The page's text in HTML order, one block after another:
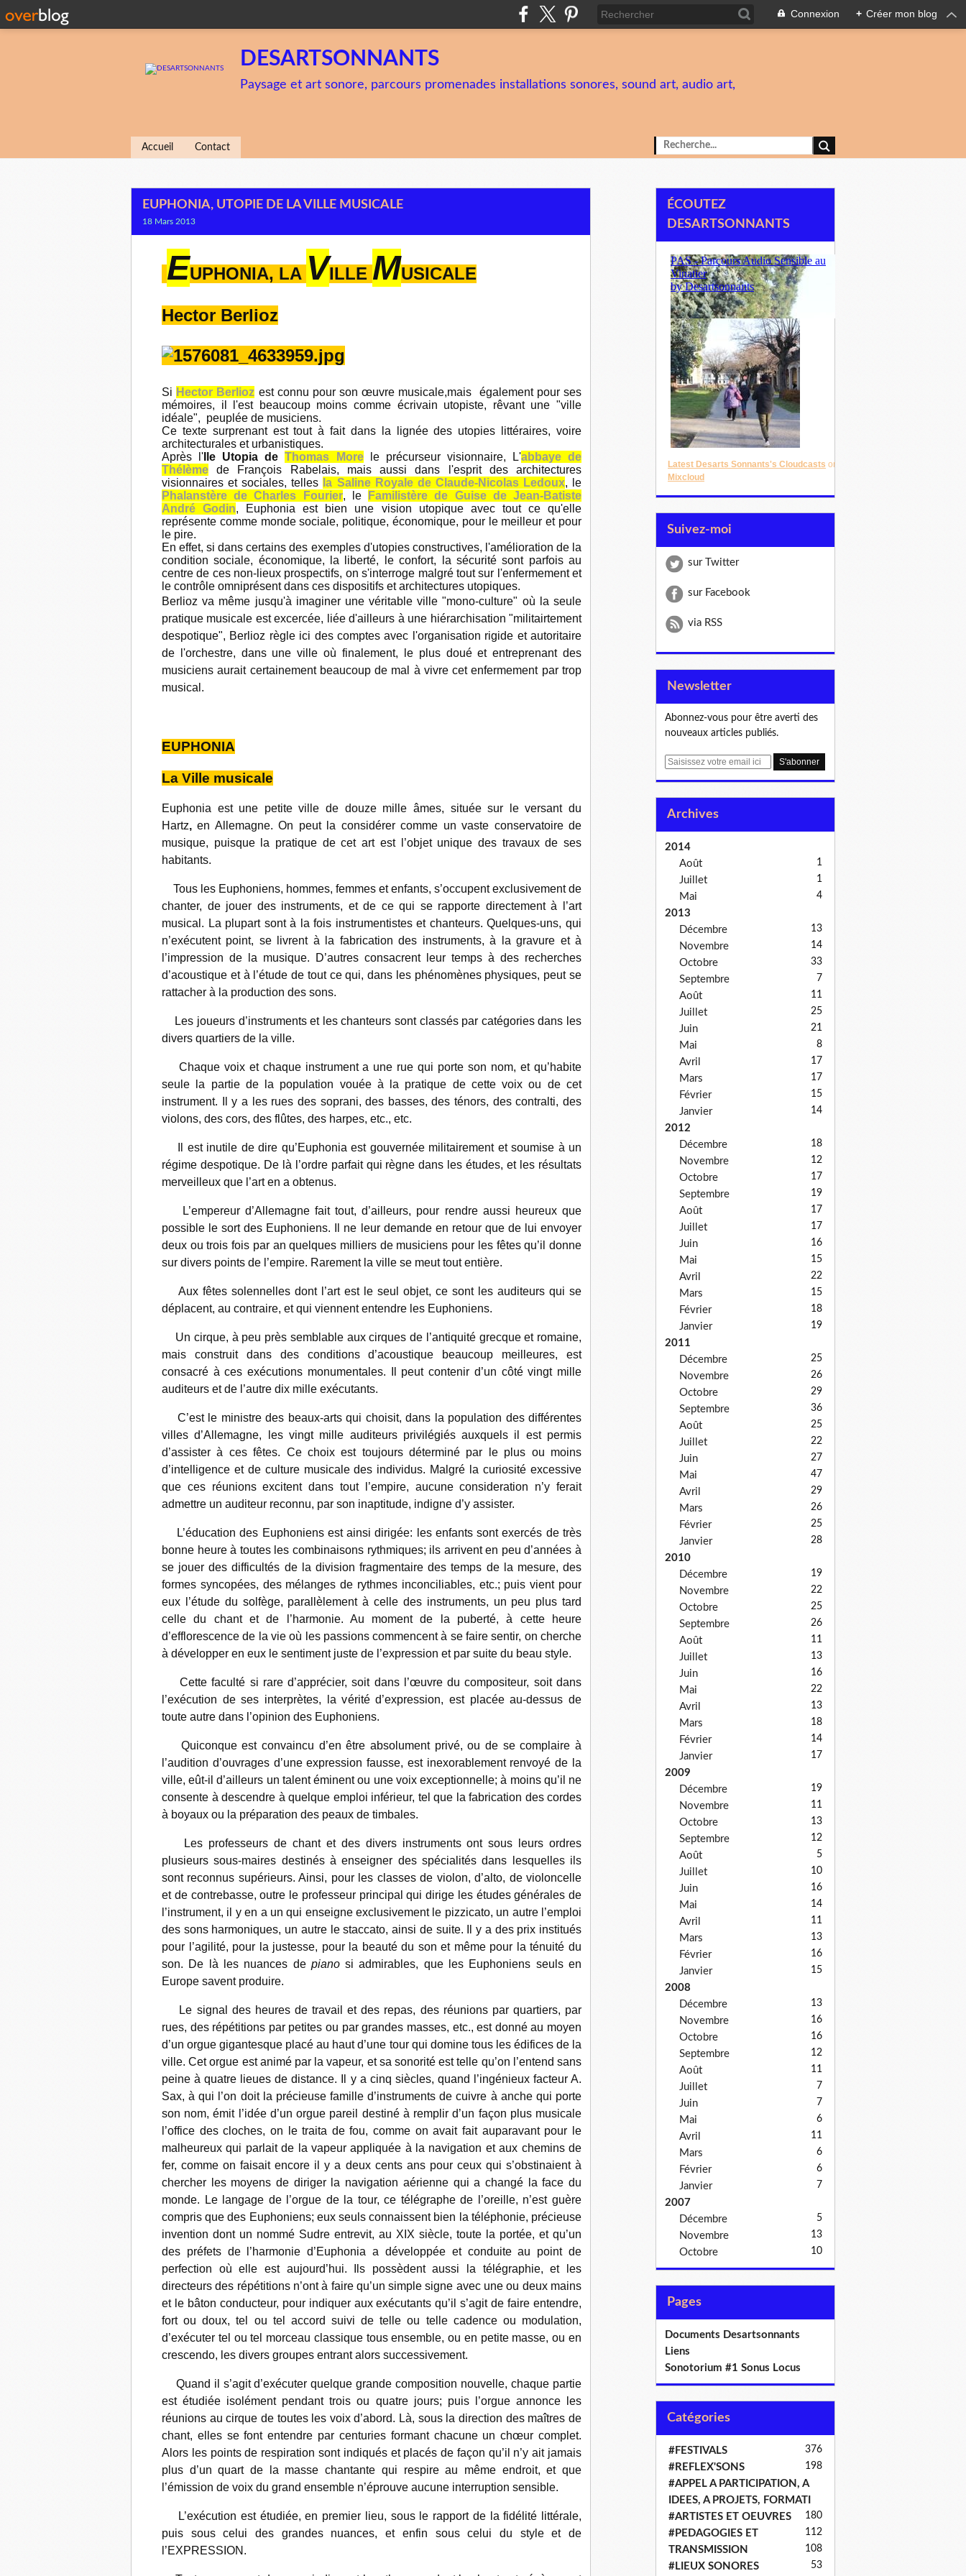
Connexion + Créer mon blog
DESARTSONNANTS
Paysage et art sonore, parcours promenades installations sonores, sound art, audio art,
Accueil Contact
EUPHONIA, UTOPIE DE LA VILLE MUSICALE
18 Mars 2013
EUPHONIA, LA VILLE MUSICALE
Hector Berlioz
Si Hector Berlioz est connu pour son œuvre musicale,mais également pour ses
mémoires, il l'est beaucoup moins comme écrivain utopiste, rêvant une "ville
idéale", peuplée de musiciens.
Ce texte surprenant est tout à fait dans la lignée des utopies littéraires, voire
architecturales et urbanistiques.
Après l' Ile Utopia deThomas Morele précurseur visionnaire, L'abbaye de
Thélème de François Rabelais, mais aussi dans l'esprit des architectures
visionnaires et sociales, telles la Saline Royale de Claude-Nicolas Ledoux, le
Phalanstère de Charles Fourier, le
Familistère de Guise de Jean-Batiste
André Godin, Euphonia est bien une vision utopique avec tout ce qu'elle
représente comme monde sociale, politique, économique, pour le meilleur et pour
le pire.
En effet, si dans certains des exemples d'utopies constructives, l'amélioration de la
condition sociale, économique, la liberté, le confort, la sécurité sont parfois au
centre de ces non-lieux prospectifs, on s'interroge malgré tout sur l'enfermement et
le contrôle omniprésent dans ces dispositifs et architectures utopiques.
Berlioz va même jusqu'à imaginer une véritable ville "mono-culture" où la seule
pratique musicale est excercée, liée d'ailleurs à une hiérarchisation "militairtement
despotique", Berlioz règle ici des comptes avec l'organisation rigide et autoritaire
de l'orchestre, dans une ville où finalement, le plus doué et entreprenant des
musiciens aurait certainement beaucoup de mal à vivre cet enfermement par trop
musical.
EUPHONIA
La Ville musicale
Euphonia est une petite ville de douze mille âmes, située sur le versant du
Hartz,en Allemagne. On peut la considérer comme un vaste conservatoire de
musique, puisque la pratique de cet art est l’objet unique des travaux de ses
habitants.
Tous les Euphoniens, hommes, femmes et enfants, s’occupent exclusivement de
chanter, de jouer des instruments, et de ce qui se rapporte directement à
l’art
musical. La plupart sont à la fois instrumentistes et chanteurs. Quelques-uns, qui
n’exécutent point, se livrent à
la fabrication des instruments, à la gravure et à
l’impression de la musique. D’autres consacrent leur temps à des recherches
d’acoustique et à l’étude de tout ce qui, dans les phénomènes physiques, peut se
rattacher à la production des sons.
Les joueurs d’instruments et les chanteurs sont classés par catégories dans les
divers quartiers de la ville.
Chaque voix et chaque instrument a une rue qui porte son nom, et qu’habite
seule la partie de la population vouée à
la pratique de cette voix ou de cet
instrument. Il y a les rues des soprani, des basses, des ténors, des contralti, des
violons, des cors, des flûtes, des harpes, etc., etc.
Il est inutile de dire qu’Euphonia est gouvernée militairement et soumise à un
régime despotique. De là l’ordre parfait qui règne dans les études, et les résultats
merveilleux que l’art en a obtenus.
L’empereur d’Allemagne fait tout, d’ailleurs, pour rendre aussi heureux que
possible le sort des Euphoniens. Il ne leur demande en retour que de lui envoyer
deux ou trois fois par an quelques milliers de musiciens pour les fêtes qu’il donne
sur divers points de l’empire. Rarement la ville se meut tout entière.
Aux fêtes solennelles dont l’art est le seul objet, ce sont les auditeurs qui se
déplacent, au contraire, et qui viennent entendre les Euphoniens.
Un cirque, à peu près semblable aux cirques de l’antiquité grecque et romaine,
mais construit dans des conditions d’acoustique beaucoup meilleures, est
consacré à ces exécutions monumentales. Il peut contenir d’un côté vingt mille
auditeurs et de l’autre dix mille exécutants.
C’est le ministre des beaux-arts qui choisit, dans la population des différentes
villes d’Allemagne, les vingt mille auditeurs privilégiés auxquels il est permis
d’assister à ces fêtes. Ce choix est toujours déterminé par le plus ou moins
d’intelligence et de culture musicale des individus. Malgré la curiosité excessive
que ces réunions excitent dans tout l’empire, aucune consideration n’y ferait
admettre un auditeur reconnu, par son inaptitude, indigne d’y assister.
L’éducation des Euphoniens est ainsi dirigée: les enfants sont exercés de très
bonne heure à toutes les combinaisons rythmiques; ils arrivent en peu d’années à
se jouer des difficultés de la division fragmentaire des temps de la mesure, des
formes syncopées, des mélanges de rythmes inconciliables, etc.; puis vient pour
eux l’étude du solfège, parallèlement à celle des instruments, un peu plus tard
celle du chant et de l’harmonie. Au moment de la puberté, à cette heure
d’efflorescence de la vie où les passions commencent à se faire sentir, on cherche
à développer en eux le sentiment juste de l’expression et par suite du beau style.
Cette faculté si rare d’apprécier, soit dans l’œuvre du compositeur, soit dans
l’exécution de ses interprètes, la vérité d’expression, est placée au-dessus de
toute autre dans l’opinion des Euphoniens.
Quiconque est convaincu d’en être absolument privé, ou de se complaire à
l’audition d’ouvrages d’une expression fausse, est inexorablement renvoyé de la
ville, eût-il d’ailleurs un talent éminent ou une voix exceptionnelle; à moins qu’il ne
consente à descendre à quelque emploi inférieur, tel que la fabrication des cordes
à boyaux ou la préparation des peaux de timbales.
Les professeurs de chant et des divers instruments ont sous leurs ordres
plusieurs sous-maires destinés à enseigner des spécialités dans lesquelles ils
sont reconnus supérieurs. Ainsi, pour les classes de violon, d’alto, de violoncelle
et de contrebasse, outre le professeur principal qui dirige les études générales de
l’instrument, il y en a un qui enseigne exclusivement le pizzicato, un autre l’emploi
des sons harmoniques, un autre le staccato, ainsi de suite. Il y a des prix institués
pour l’agilité, pour la justesse, pour la beauté du son et même pour la ténuité du
son. De là les nuances de pianosi admirables, que les Euphoniens seuls en
Europe savent produire.
Le signal des heures de travail et des repas, des réunions par quartiers, par
rues, des répétitions par petites ou par grandes masses, etc., est donné au moyen
d’un orgue gigantesque placé au haut d’une tour qui domine tous les édifices de la
ville. Cet orgue est animé par la vapeur, et sa sonorité est telle qu’on l’entend sans
peine à quatre lieues de distance. Il y a cinq siècles, quand l’ingénieux facteur A.
Sax, à qui l’on doit la précieuse famille d’instruments de cuivre à anche qui porte
son nom, émit l’idée d’un orgue pareil destiné à remplir d’un façon plus musicale
l’office des cloches, on le traita de fou, comme on avait fait auparavant pour le
malheureux qui parlait de la vapeur appliquée à la navigation et aux chemins de
fer, comme on faisait encore il y a deux cents ans pour ceux qui s’obstinaient à
chercher les moyens de diriger la navigation aérienne qui a changé la face du
monde. Le langage de l’orgue de la tour, ce télégraphe de l’oreille, n’est guère
compris que des Euphoniens; eux seuls connaissent bien la téléphonie, précieuse
invention dont un nommé Sudre entrevit, au XIX siècle, toute la portée, et qu’un
des préfets de l’harmonie d’Euphonia a développée et conduite au point de
perfection où elle est aujourd’hui. Ils possèdent aussi la télégraphie, et les
directeurs des répétitions n’ont à faire qu’un simple signe avec une ou deux mains
et le bâton conducteur, pour indiquer aux exécutants qu’il s’agit de faire entendre,
fort ou doux, tel ou tel accord suivi de telle ou telle cadence ou modulation,
d’exécuter tel ou tel morceau classique tous ensemble, ou en petite masse, ou en
crescendo, les divers groupes entrant alors successivement.
Quand il s’agit d’exécuter quelque grande composition nouvelle, chaque partie
est étudiée isolément pendant trois ou quatre jours; puis l’orgue annonce les
réunions au cirque de toutes les voix d’abord. Là, sous la direction des maîtres de
chant, elles se font entendre par centuries formant chacune un chœur complet.
Alors les points de respiration sont indiqués et placés de façon qu’il n’y ait jamais
plus d’un quart de la masse chantante qui respire au même endroit, et que
l’émission de voix du grand ensemble n’éprouve aucune interruption sensible.
L’exécution est étudiée, en premier lieu, sous le rapport de la fidélité littérale,
puis sous celui des grandes nuances, et enfin sous celui du style et de
l’EXPRESSION.
ÉCOUTEZ
DESARTSONNANTS
Latest Desarts Sonnants's Cloudcasts on
Mixcloud
Suivez-moi
sur Twitter
sur Facebook
via RSS
Newsletter
Abonnez-vous pour être averti des
nouveaux articles publiés.
E
Archives
2014
Août
1
Juillet 1
Mai 4
2013
Décembre
13
Novembre 14
Octobre 33
Septembre 7
Août 11
Juillet 25
Juin 21
Mai 8
Avril 17
Mars 17
Février 15
Janvier 14
2012
Décembre
18
Novembre 12
Octobre 17
Septembre 19
Août 17
Juillet 17
Juin 16
Mai 15
Avril 22
Mars 15
Février 18
Janvier 19
2011
Décembre
25
Novembre 26
Octobre 29
Septembre 36
Août 25
Juillet 22
Juin 27
Mai 47
Avril 29
Mars 26
Février 25
Janvier 28
2010
Décembre
19
Novembre 22
Octobre 25
Septembre 26
Août 11
Juillet 13
Juin 16
Mai 22
Avril 13
Mars 18
Février 14
Janvier 17
2009
Décembre
19
Novembre 11
Octobre 13
Septembre 12
Août 5
Juillet 10
Juin 16
Mai 14
Avril 11
Mars 13
Février 16
Janvier 15
2008
Décembre
13
Novembre 16
Octobre 16
Septembre 12
Août 11
Juillet 7
Juin 7
Mai 6
Avril 11
Mars 6
Février 6
Janvier 7
2007
Décembre
5
Novembre 13
Octobre 10
Pages
Documents Desartsonnants
Liens
Sonotorium #1 Sonus Locus
Catégories
#FESTIVALS 376
#REFLEX'SONS 198
#APPEL A PARTICIPATION, A
IDEES, A PROJETS, FORMATI
180
#ARTISTES ET OEUVRES
112
#PEDAGOGIES ET
TRANSMISSION
108
#LIEUX SONORES 53